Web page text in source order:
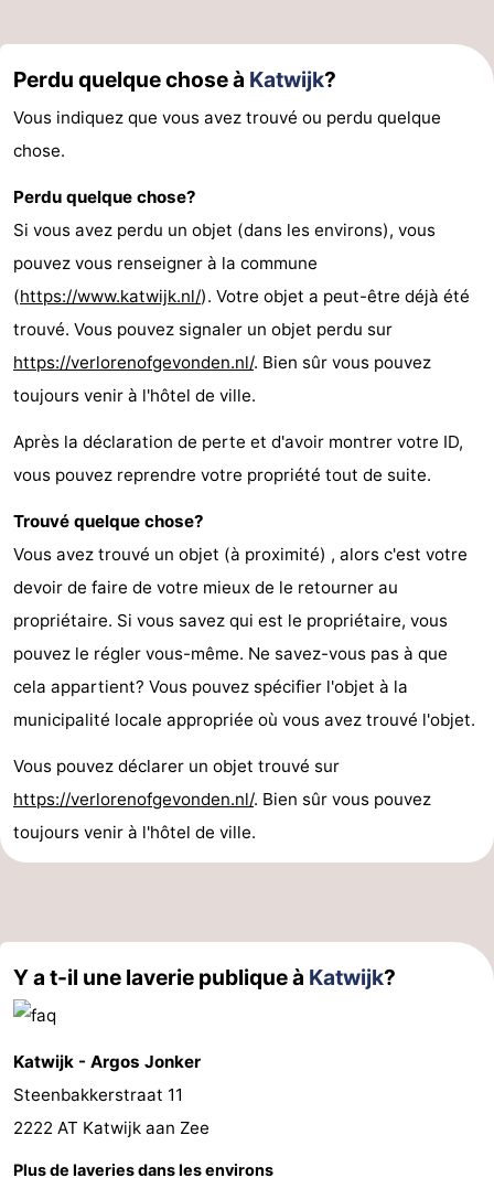
Perdu quelque chose à Katwijk?
Vous indiquez que vous avez trouvé ou perdu quelque
chose.
Perdu quelque chose?
Si vous avez perdu un objet (dans les environs), vous
pouvez vous renseigner à la commune
(https://www.katwijk.nl/). Votre objet a peut-être déjà été
trouvé. Vous pouvez signaler un objet perdu sur
https://verlorenofgevonden.nl/. Bien sûr vous pouvez
toujours venir à l'hôtel de ville.
Après la déclaration de perte et d'avoir montrer votre ID,
vous pouvez reprendre votre propriété tout de suite.
Trouvé quelque chose?
Vous avez trouvé un objet (à proximité) , alors c'est votre
devoir de faire de votre mieux de le retourner au
propriétaire. Si vous savez qui est le propriétaire, vous
pouvez le régler vous-même. Ne savez-vous pas à que
cela appartient? Vous pouvez spécifier l'objet à la
municipalité locale appropriée où vous avez trouvé l'objet.
Vous pouvez déclarer un objet trouvé sur
https://verlorenofgevonden.nl/. Bien sûr vous pouvez
toujours venir à l'hôtel de ville.
Y a t-il une laverie publique à Katwijk?
Katwijk - Argos Jonker
Steenbakkerstraat 11
2222 AT Katwijk aan Zee
Plus de laveries dans les environs